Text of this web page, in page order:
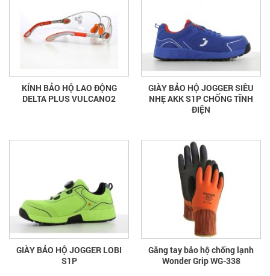
KÍNH BẢO HỘ LAO ĐỘNG
DELTA PLUS VULCANO2
GIÀY BẢO HỘ JOGGER SIÊU
NHẸ AKK S1P CHỐNG TĨNH
ĐIỆN
GIÀY BẢO HỘ JOGGER LOBI
S1P
Găng tay bảo hộ chống lạnh
Wonder Grip WG-338